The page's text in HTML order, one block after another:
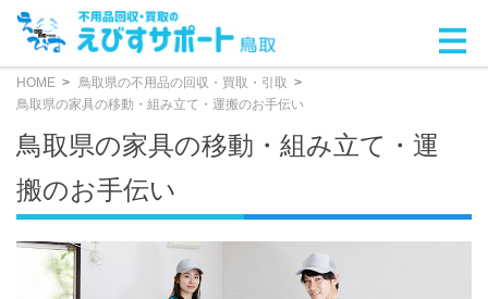
HOME
鳥取県の不用品の回収・買取・引取
鳥取県の家具の移動・組み立て・運搬のお手伝い
鳥取県の家具の移動・組み立て・運
搬のお手伝い